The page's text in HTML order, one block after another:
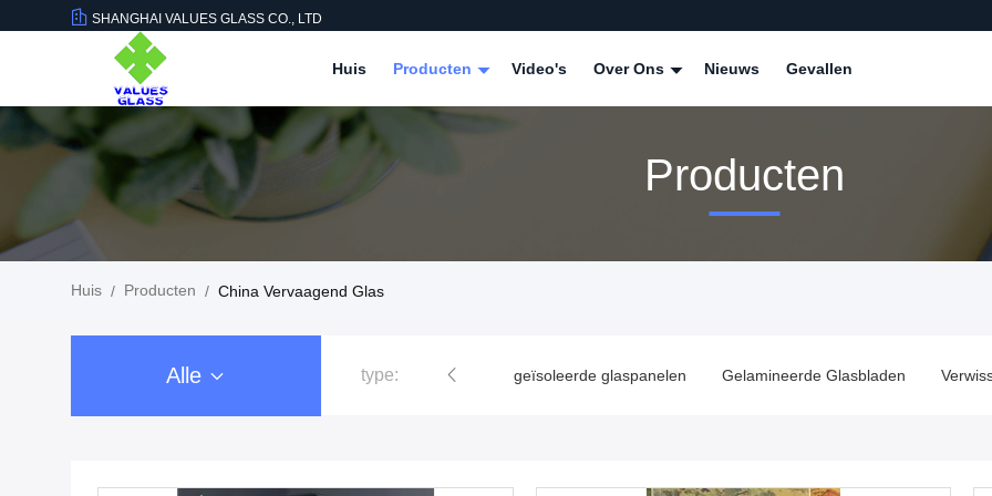
SHANGHAI VALUES GLASS CO., LTD
Huis Producten Video's Over Ons Nieuws Gevallen
Producten
Huis / Producten / China Vervaagend Glas
Alle type:
aangemaakte glaspanelen geïsoleerde glaspanelen Gelamineerde Glasbladen